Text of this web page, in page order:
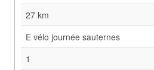
27 km
E vélo journée sauternes
1